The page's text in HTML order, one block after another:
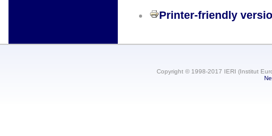
Printer-friendly
Copyright © 1998-2017 IERI (Institut